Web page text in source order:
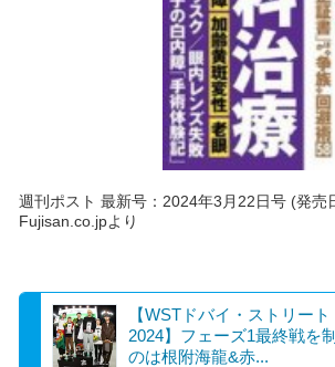
週刊ポスト 最新号：2024年3月22日号 (発
Fujisan.co.jpより
【WSTドバイ・ストリート
2024】フェーズ1最終戦を
のは根附海龍&赤...